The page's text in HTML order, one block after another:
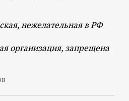
нежелательная в РФ
организация, запрещена